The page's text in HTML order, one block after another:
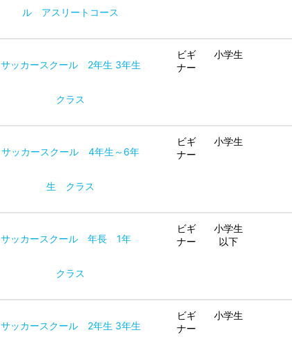
ル アスリートコース
サッカースクール 2年生 3年生
クラス
ビギ
ナー
小学生
サッカースクール 4年生～6年
生 クラス
ビギ
ナー
小学生
サッカースクール 年長 1年
クラス
ビギ
ナー
小学生
以下
サッカースクール 2年生 3年生
ビギ
ナー
小学生